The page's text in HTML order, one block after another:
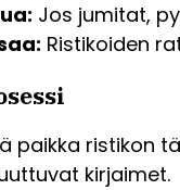
Jos jumitat,
Ristikoiden
paikka ristikon
kirjaimet.